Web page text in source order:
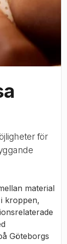
för
material
kroppen,
Göteborgs